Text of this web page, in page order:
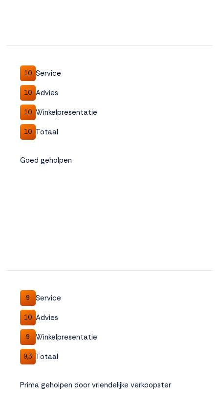
10 Service
10 Advies
10 Winkelpresentatie
10 Totaal
Goed geholpen
9 Service
10 Advies
9 Winkelpresentatie
9,3 Totaal
Prima geholpen door vriendelijke verkoopster